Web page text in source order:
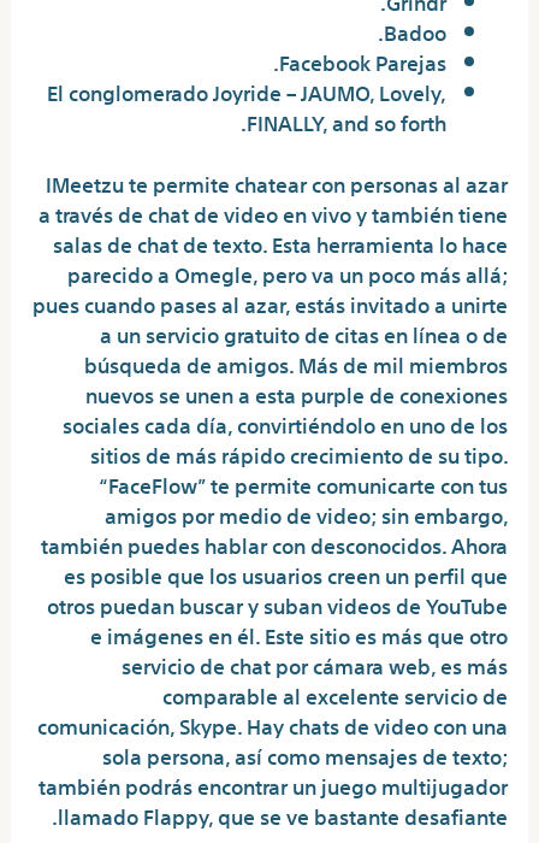
Badoo.
Facebook Parejas.
El conglomerado Joyride – JAUMO, Lovely,
FINALLY, and so forth.
IMeetzu te permite chatear con personas al azar
a través de chat de video en vivo y también tiene
salas de chat de texto. Esta herramienta lo hace
parecido a Omegle, pero va un poco más allá;
pues cuando pases al azar, estás invitado a unirte
a un servicio gratuito de citas en línea o de
búsqueda de amigos. Más de mil miembros
nuevos se unen a esta purple de conexiones
sociales cada día, convirtiéndolo en uno de los
sitios de más rápido crecimiento de su tipo.
“FaceFlow” te permite comunicarte con tus
amigos por medio de video; sin embargo,
también puedes hablar con desconocidos. Ahora
es posible que los usuarios creen un perfil que
otros puedan buscar y suban videos de YouTube
e imágenes en él. Este sitio es más que otro
servicio de chat por cámara web, es más
comparable al excelente servicio de
comunicación, Skype. Hay chats de video con una
sola persona, así como mensajes de texto;
también podrás encontrar un juego multijugador
llamado Flappy, que se ve bastante desafiante.